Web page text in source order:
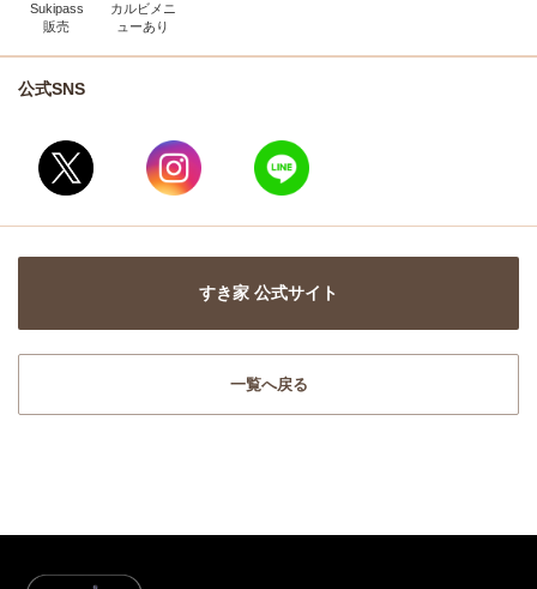
Sukipass
販売
カルビメニ
ューあり
公式SNS
すき家 公式サイト
一覧へ戻る